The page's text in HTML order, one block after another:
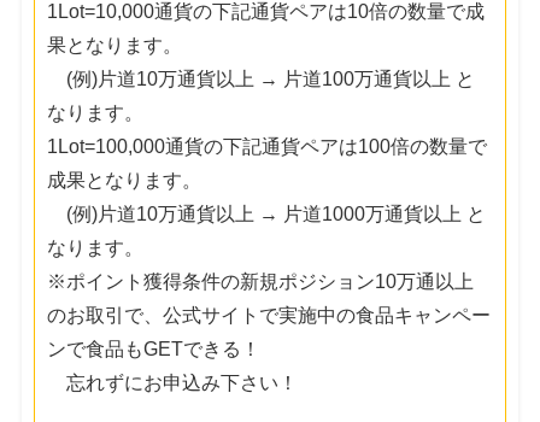
1Lot=10,000通貨の下記通貨ペアは10倍の数量で成
果となります。
(例)片道10万通貨以上 → 片道100万通貨以上 と
なります。
1Lot=100,000通貨の下記通貨ペアは100倍の数量で
成果となります。
(例)片道10万通貨以上 → 片道1000万通貨以上 と
なります。
※ポイント獲得条件の新規ポジション10万通以上
のお取引で、公式サイトで実施中の食品キャンペー
ンで食品もGETできる！
忘れずにお申込み下さい！